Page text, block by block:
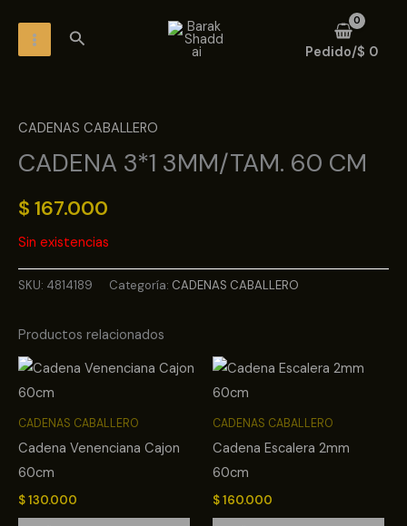
contenidoMENU
Buscar
Pedido/$ 0
CADENAS CABALLERO
CADENA 3*1 3MM/TAM. 60 CM
$ 167.000
Sin existencias
SKU: 4814189 Categoría: CADENAS CABALLERO
Productos relacionados
CADENAS CABALLERO
Cadena Venenciana Cajon
60cm
$130.000
CADENAS CABALLERO
Cadena Escalera 2mm
60cm
$160.000